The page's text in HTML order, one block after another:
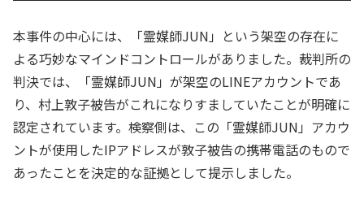
本事件の中心には、「霊媒師JUN」という架空の存在に
よる巧妙なマインドコントロールがありました。裁判所の
判決では、「霊媒師JUN」が架空のLINEアカウントであ
り、村上敦子被告がこれになりすましていたことが明確に
認定されています。検察側は、この「霊媒師JUN」アカウ
ントが使用したIPアドレスが敦子被告の携帯電話のもので
あったことを決定的な証拠として提示しました。